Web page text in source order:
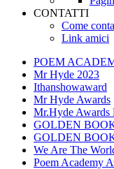
CONTATTI
Come
Link amici
POEM
Mr Hyde 2023
Ithanshowaward
Mr Hyde Awards
Mr.Hyde Awards
GOLDEN
GOLDEN
We Are The
Poem Academy